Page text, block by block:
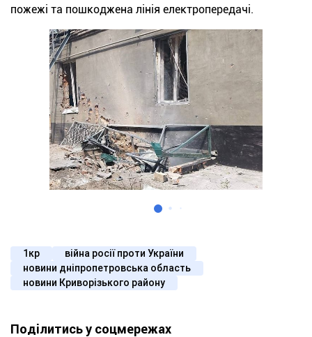
пожежі та пошкоджена лінія електропередачі.
1кр
війна росії проти України
новини дніпропетровська область
новини Криворізького району
Поділитись у соцмережах